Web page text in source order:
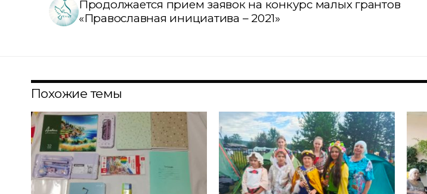
Продолжается прием заявок на конкурс малых грантов
«Православная инициатива – 2021»
Похожие темы